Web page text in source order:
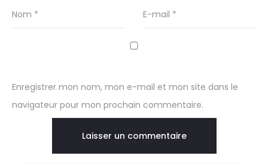
Nom * E-mail *
Enregistrer mon nom, mon e-mail et mon site dans le
navigateur pour mon prochain commentaire.